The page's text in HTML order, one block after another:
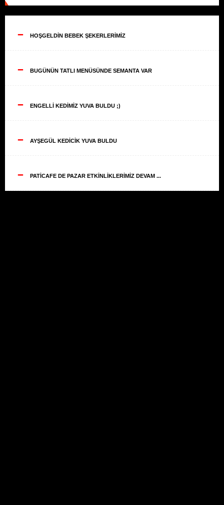
-- HOŞGELDİN BEBEK ŞEKERLERİMİZ
-- BUGÜNÜN TATLI MENÜSÜNDE SEMANTA VAR
-- ENGELLİ KEDİMİZ YUVA BULDU ;)
-- AYŞEGÜL KEDİCİK YUVA BULDU
-- PATİCAFE DE PAZAR ETKİNLİKLERİMİZ DEVAM ...